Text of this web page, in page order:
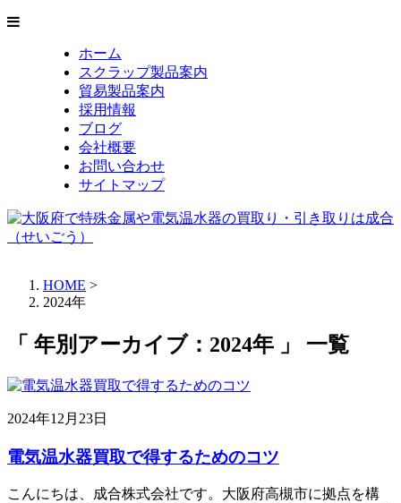
ホーム
スクラップ製品案内
貿易製品案内
採用情報
ブログ
会社概要
お問い合わせ
サイトマップ
HOME >
2024年
「 年別アーカイブ：2024年 」 一覧
2024年12月23日
電気温水器買取で得するためのコツ
こんにちは、成合株式会社です。大阪府高槻市に拠点を構